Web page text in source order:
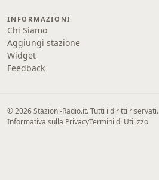
INFORMAZIONI
Chi Siamo
Aggiungi stazione
Widget
Feedback
© 2026 Stazioni-Radio.it. Tutti i diritti riservati.
Informativa sulla PrivacyTermini di Utilizzo